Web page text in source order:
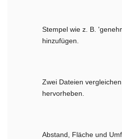
Stempel wie z. B.
hinzufügen.
Zwei Dateien
hervorheben.
Abstand, Fläche und